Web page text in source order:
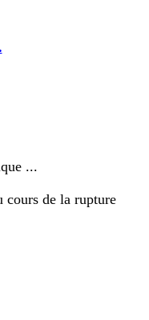
...
cours de la rupture